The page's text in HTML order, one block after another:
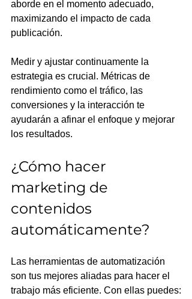
aborde en el momento adecuado,
maximizando el impacto de cada
publicación.
Medir y ajustar continuamente la
estrategia es crucial. Métricas de
rendimiento como el tráfico, las
conversiones y la interacción te
ayudarán a afinar el enfoque y mejorar
los resultados.
¿Cómo hacer
marketing de
contenidos
automáticamente?
Las herramientas de automatización
son tus mejores aliadas para hacer el
trabajo más eficiente. Con ellas puedes: